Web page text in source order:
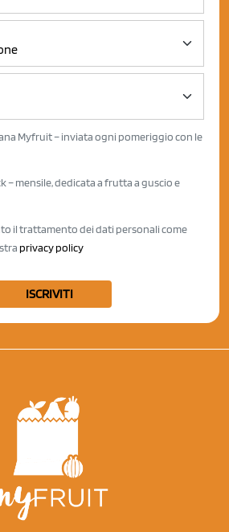
Myfruit – inviata ogni pomeriggio con le
– mensile, dedicata a frutta a guscio e
il trattamento dei dati personali come
privacy policy
ISCRIVITI